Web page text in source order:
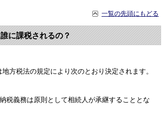
一覧の先頭にもどる
に課税されるの？
税法の規定により次のとおり決定されます。
税義務は原則として相続人が承継することとな